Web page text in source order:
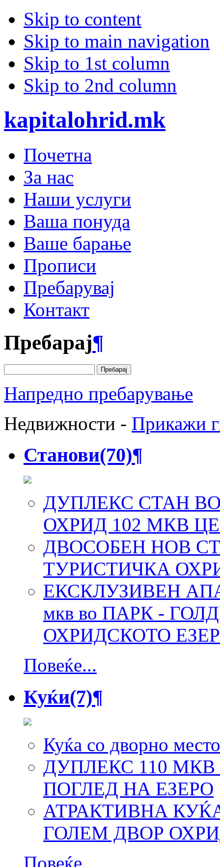
Skip to content
Skip to main navigation
Skip to 1st column
Skip to 2nd column
kapitalohrid.mk
Почетна
За нас
Наши услуги
Ваша понуда
Ваше барање
Прописи
Пребарувај
Контакт
Пребарај¶
Напредно пребарување
Недвижности - Прикажи
Станови(70)¶
ДУПЛЕКС СТАН
ОХРИД 102 МКВ
ДВОСОБЕН НОВ
ТУРИСТИЧКА
ЕКСКЛУЗИВЕН
мкв во ПАРК -
ОХРИДСКОТО
Повеќе...
Куќи(7)¶
Куќа со дворно
ДУПЛЕКС 110
ПОГЛЕД НА ЕЗЕРО
АТРАКТИВНА
ГОЛЕМ ДВОР
Повеќе...